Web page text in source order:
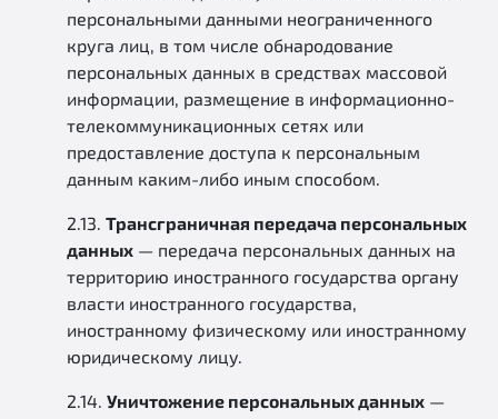
персональными данными неограниченного
круга лиц, в том числе обнародование
персональных данных в средствах массовой
информации, размещение в информационно-
телекоммуникационных сетях или
предоставление доступа к персональным
данным каким-либо иным способом.
2.13. Трансграничная передача персональных
данных — передача персональных данных на
территорию иностранного государства органу
власти иностранного государства,
иностранному физическому или иностранному
юридическому лицу.
2.14. Уничтожение персональных данных —